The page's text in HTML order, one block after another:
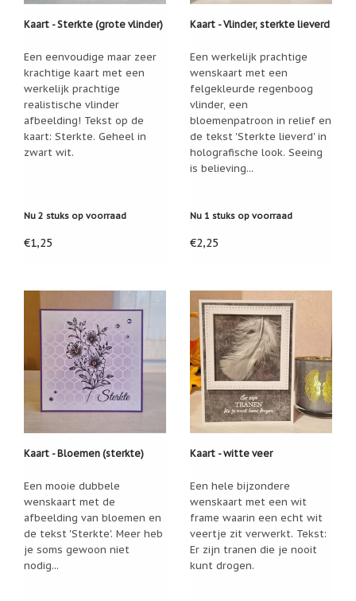
termijnen!
Verhuizingsuitverkoop
nodig
bij
het
vinden
van
een
cadeautje?
van
De
Engel
Kaart - Sterkte (grote vlinder)
Een eenvoudige maar zeer
krachtige kaart met een
werkelijk prachtige
realistische vlinder
afbeelding! Tekst op de
kaart: Sterkte. Geheel in
zwart wit.
Nu 2 stuks op voorraad
€1,25
Kaart - Vlinder, sterkte lieverd
Een werkelijk prachtige
wenskaart met een
felgekleurde regenboog
vlinder, een
bloemenpatroon in relief en
de tekst 'Sterkte lieverd' in
holografische look. Seeing
is believing...
Nu 1 stuks op voorraad
€2,25
Kaart - Bloemen (sterkte)
Een mooie dubbele
wenskaart met de
afbeelding van bloemen en
de tekst 'Sterkte'. Meer heb
je soms gewoon niet
nodig...
Kaart - witte veer
Een hele bijzondere
wenskaart met een wit
frame waarin een echt wit
veertje zit verwerkt. Tekst:
Er zijn tranen die je nooit
kunt drogen.